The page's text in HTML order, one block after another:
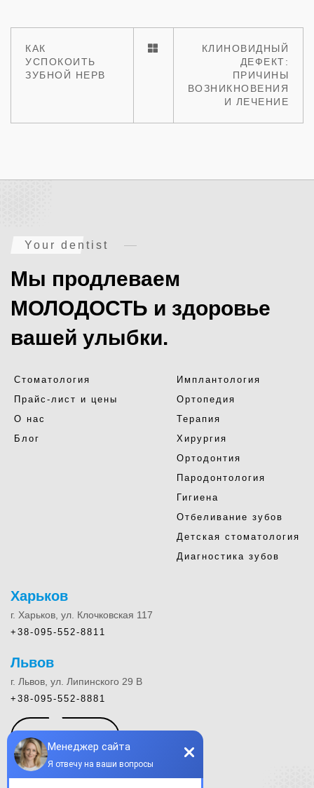
КАК
УСПОКОИТЬ
ЗУБНОЙ НЕРВ
КЛИНОВИДНЫЙ
ДЕФЕКТ:
ПРИЧИНЫ
ВОЗНИКНОВЕНИЯ
И ЛЕЧЕНИЕ
Your dentist
Мы продлеваем
МОЛОДОСТЬ и здоровье
вашей улыбки.
Стоматология
Прайс-лист и цены
О нас
Блог
Имплантология
Ортопедия
Терапия
Хирургия
Ортодонтия
Пародонтология
Гигиена
Отбеливание зубов
Детская стоматология
Диагностика зубов
Харьков
г. Харьков, ул. Клочковская 117
+38-095-552-8811
Львов
г. Львов, ул. Липинского 29 В
+38-095-552-8881
КОНТАКТЫ